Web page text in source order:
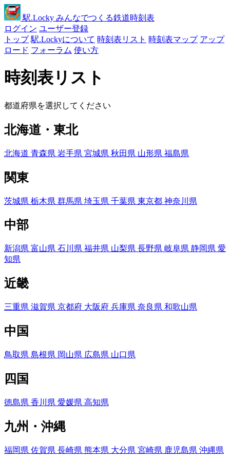
駅.Locky みんなでつくる鉄道時刻表
ログイン ユーザー登録
トップ 駅.Lockyについて 時刻表リスト 時刻表マップ アップ
ロード フォーラム 使い方
時刻表リスト
都道府県を選択してください
北海道・東北
北海道 青森県 岩手県 宮城県 秋田県 山形県 福島県
関東
茨城県 栃木県 群馬県 埼玉県 千葉県 東京都 神奈川県
中部
新潟県 富山県 石川県 福井県 山梨県 長野県 岐阜県 静岡県 愛
知県
近畿
三重県 滋賀県 京都府 大阪府 兵庫県 奈良県 和歌山県
中国
鳥取県 島根県 岡山県 広島県 山口県
四国
徳島県 香川県 愛媛県 高知県
九州・沖縄
福岡県 佐賀県 長崎県 熊本県 大分県 宮崎県 鹿児島県 沖縄県